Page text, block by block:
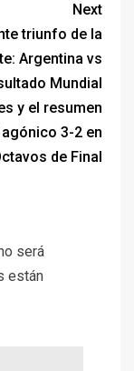
Next
triunfo de la
Argentina vs
Mundial
y el resumen
3-2 en
de Final
será
están